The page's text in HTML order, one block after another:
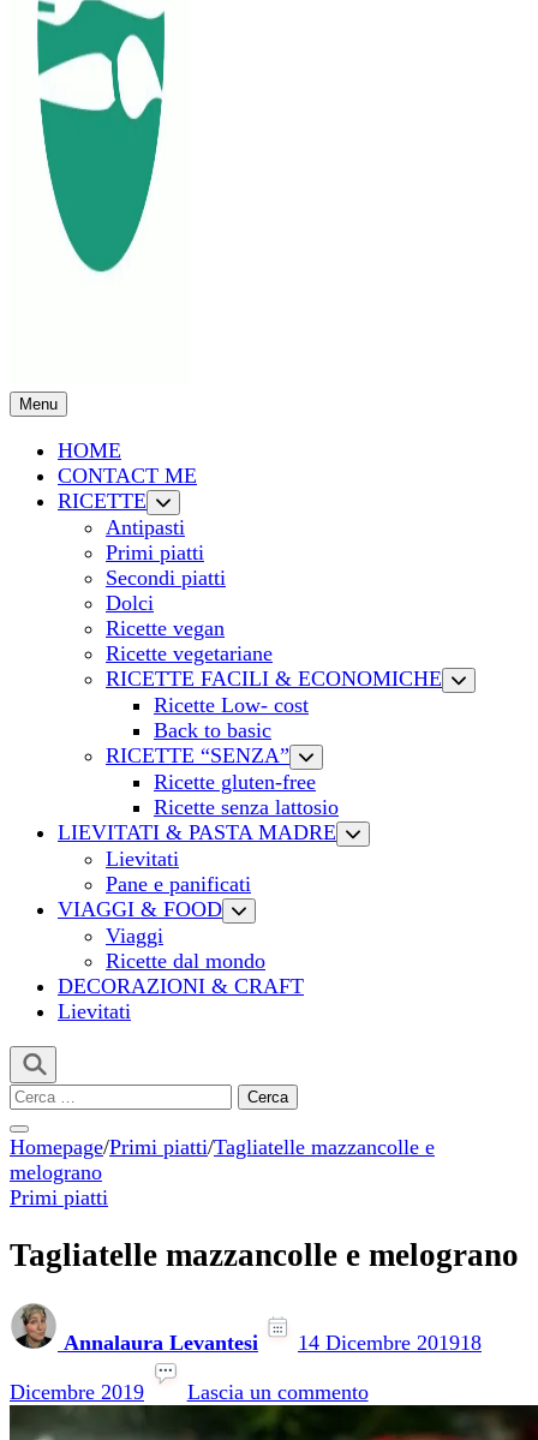
Menu
HOME
CONTACT ME
RICETTE
Antipasti
Primi piatti
Secondi piatti
Dolci
Ricette vegan
Ricette vegetariane
RICETTE FACILI & ECONOMICHE
Ricette Low- cost
Back to basic
RICETTE “SENZA”
Ricette gluten-free
Ricette senza lattosio
LIEVITATI & PASTA MADRE
Lievitati
Pane e panificati
VIAGGI & FOOD
Viaggi
Ricette dal mondo
DECORAZIONI & CRAFT
Lievitati
Ricerca
Homepage/Primi piatti/Tagliatelle mazzancolle e
melograno
Primi piatti
Tagliatelle mazzancolle e melograno
Annalaura Levantesi 14 Dicembre 201918
Dicembre 2019 Lascia un commentoTagliatelle
mazzancolle